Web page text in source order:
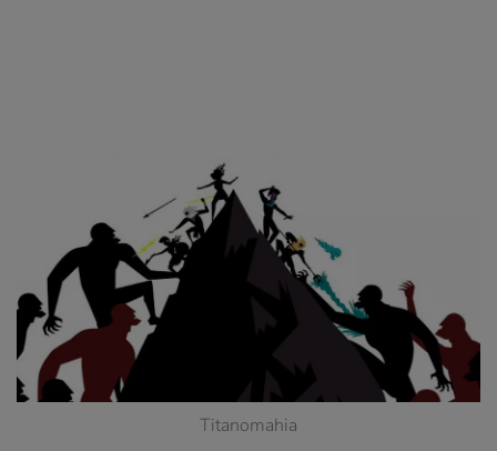
Titanomahia